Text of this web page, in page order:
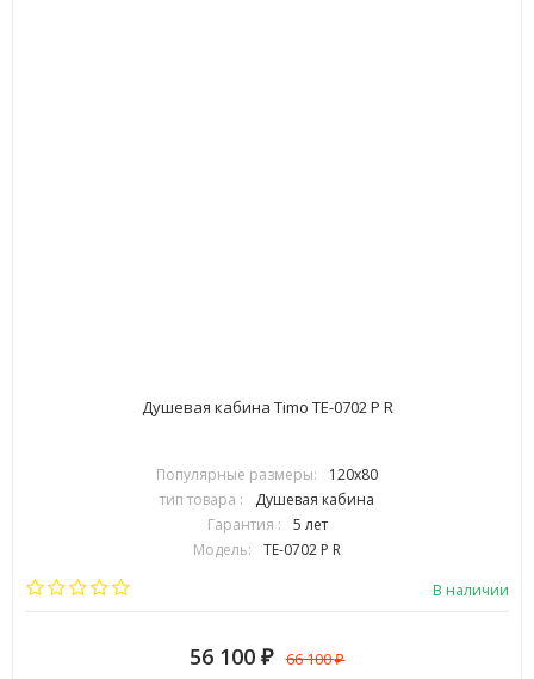
Душевая кабина Timo TE-0702 P R
Популярные размеры:
120х80
тип товара :
Душевая кабина
Гарантия :
5 лет
Модель:
TE-0702 P R
В наличии
56 100 ₽ 66 100₽